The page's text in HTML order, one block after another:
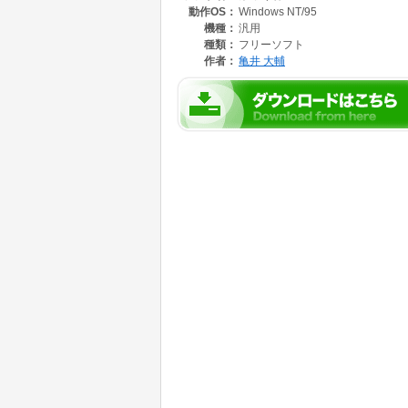
作者はこのような使い方を想定してこのプロ
より汎用的な使い方ができるように、プログ
しました。
ちなみに、Scroll Lock キーには初期状態で計
動作OS： Windows NT/95
機種： 汎用
種類： フリーソフト
作者： 亀井 大輔